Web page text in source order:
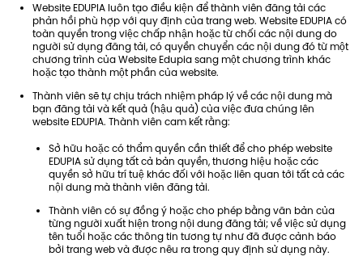
Website EDUPIA luôn tạo điều kiện để thành viên đăng tải các
phản hồi phù hợp với quy định của trang web. Website EDUPIA có
toàn quyền trong việc chấp nhận hoặc từ chối các nội dung do
người sử dụng đăng tải, có quyền chuyển các nội dung đó từ một
chương trình của Website Edupia sang một chương trình khác
hoặc tạo thành một phần của website.
Thành viên sẽ tự chịu trách nhiệm pháp lý về các nội dung mà
bạn đăng tải và kết quả (hậu quả) của việc đưa chúng lên
website EDUPIA. Thành viên cam kết rằng:
Sở hữu hoặc có thẩm quyền cần thiết để cho phép website
EDUPIA sử dụng tất cả bản quyền, thương hiệu hoặc các
quyền sở hữu trí tuệ khác đối với hoặc liên quan tới tất cả các
nội dung mà thành viên đăng tải.
Thành viên có sự đồng ý hoặc cho phép bằng văn bản của
từng người xuất hiện trong nội dung đăng tải; về việc sử dụng
tên tuổi hoặc các thông tin tương tự như đã được cảnh báo
bởi trang web và được nêu ra trong quy định sử dụng này.